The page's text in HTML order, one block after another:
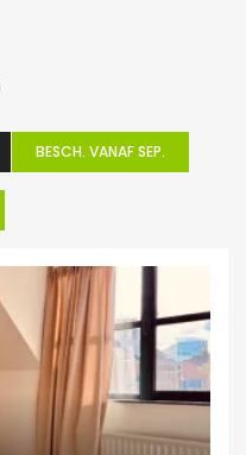
BESCH. VANAF SEP.